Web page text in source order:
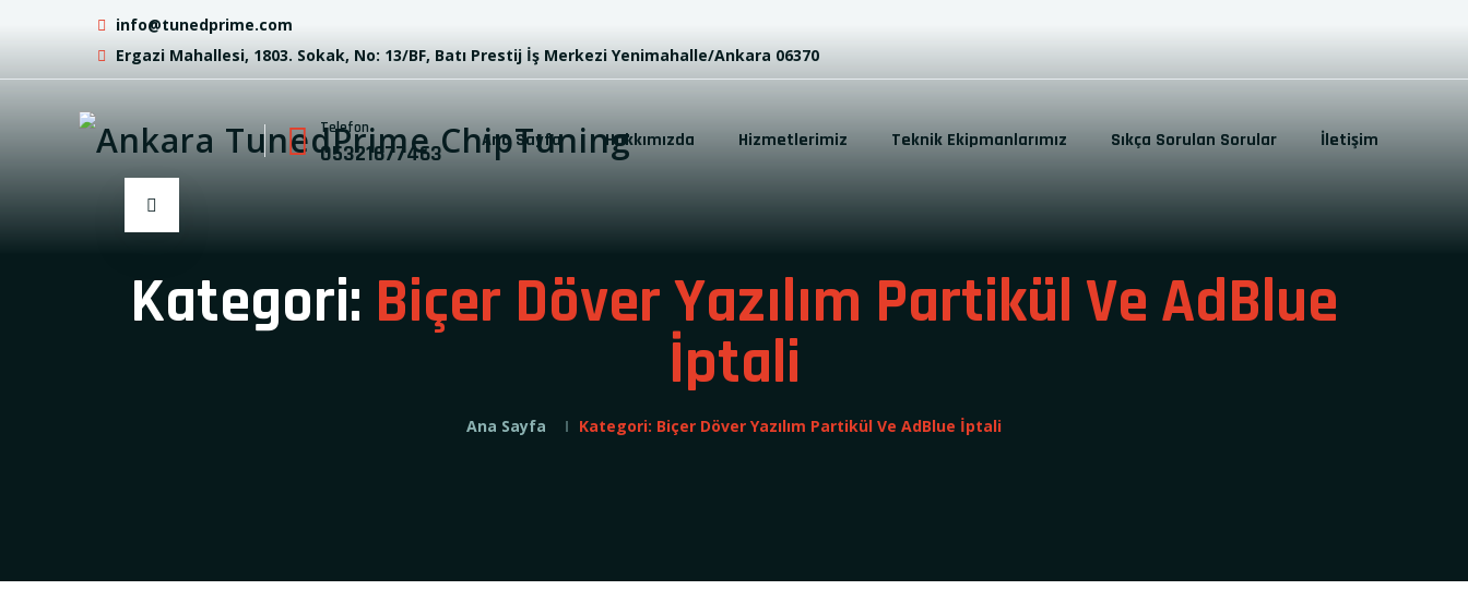
info@tunedprime.com
Ergazi Mahallesi, 1803. Sokak, No: 13/BF, Batı Prestij İş Merkezi Yenimahalle/Ankara 06370
Telefon
05321677463 Ana Sayfa Hakkımızda Hizmetlerimiz Teknik Ekipmanlarımız Sıkça Sorulan Sorular İletişim
Kategori: Biçer Döver Yazılım Partikül Ve AdBlue
İptali
Ana Sayfa Kategori: Biçer Döver Yazılım Partikül Ve AdBlue İptali